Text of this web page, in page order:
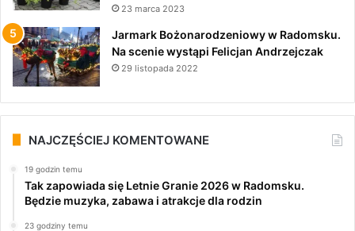
23 marca 2023
Jarmark Bożonarodzeniowy w Radomsku.
Na scenie wystąpi Felicjan Andrzejczak
29 listopada 2022
NAJCZĘŚCIEJ KOMENTOWANE
19 godzin temu
Tak zapowiada się Letnie Granie 2026 w Radomsku.
Będzie muzyka, zabawa i atrakcje dla rodzin
23 godziny temu